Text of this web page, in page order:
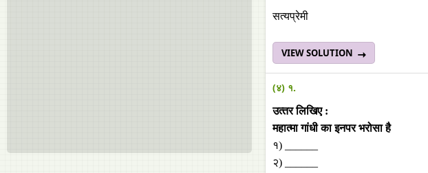
सत्‍यप्रेमी
VIEW SOLUTION
(४) १.
उत्‍तर लिखिए :
महात्‍मा गांधी का इनपर भरोसा है
१) ______
२) ______